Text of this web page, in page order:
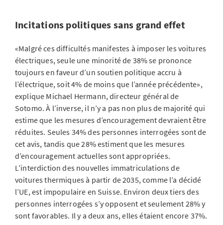
Incitations politiques sans grand effet
«Malgré ces difficultés manifestes à imposer les voitures
électriques, seule une minorité de 38% se prononce
toujours en faveur d’un soutien politique accru à
l’électrique, soit 4% de moins que l’année précédente»,
explique Michael Hermann, directeur général de
Sotomo. À l’inverse, il n’y a pas non plus de majorité qui
estime que les mesures d’encouragement devraient être
réduites. Seules 34% des personnes interrogées sont de
cet avis, tandis que 28% estiment que les mesures
d’encouragement actuelles sont appropriées.
L’interdiction des nouvelles immatriculations de
voitures thermiques à partir de 2035, comme l’a décidé
l’UE, est impopulaire en Suisse. Environ deux tiers des
personnes interrogées s’y opposent et seulement 28% y
sont favorables. Il y a deux ans, elles étaient encore 37%.